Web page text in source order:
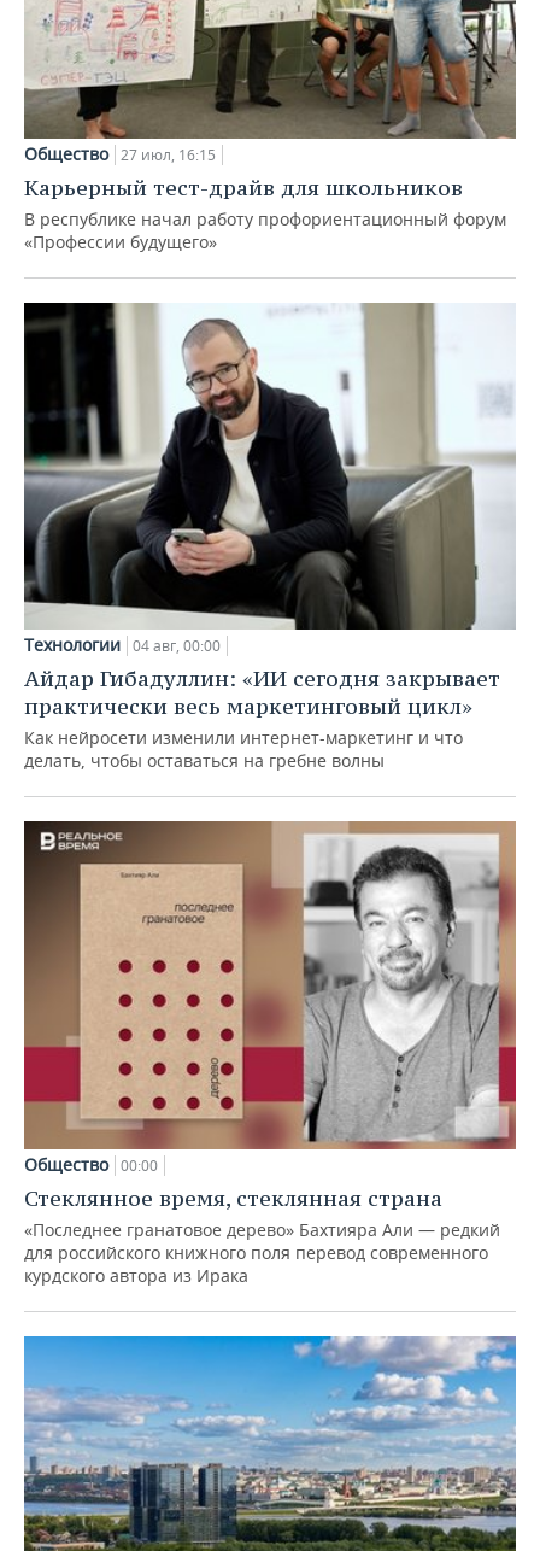
Общество 27 июл, 16:15
Карьерный тест-драйв для школьников
В республике начал работу профориентационный форум
«Профессии будущего»
Технологии 04 авг, 00:00
Айдар Гибадуллин: «ИИ сегодня закрывает
практически весь маркетинговый цикл»
Как нейросети изменили интернет-маркетинг и что
делать, чтобы оставаться на гребне волны
Общество 00:00
Стеклянное время, стеклянная страна
«Последнее гранатовое дерево» Бахтияра Али — редкий
для российского книжного поля перевод современного
курдского автора из Ирака